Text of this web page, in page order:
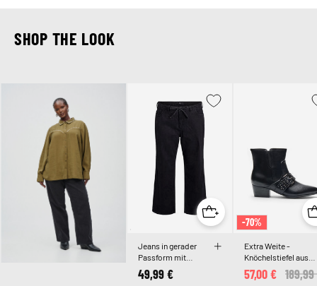
SHOP THE LOOK
Jeans in gerader
Passform mit
Bindegürtel
49,99 €
-70%
Extra Weite -
Knöchelstiefel aus
Leder mit Riemen
und Nieten
Price
57,00 €